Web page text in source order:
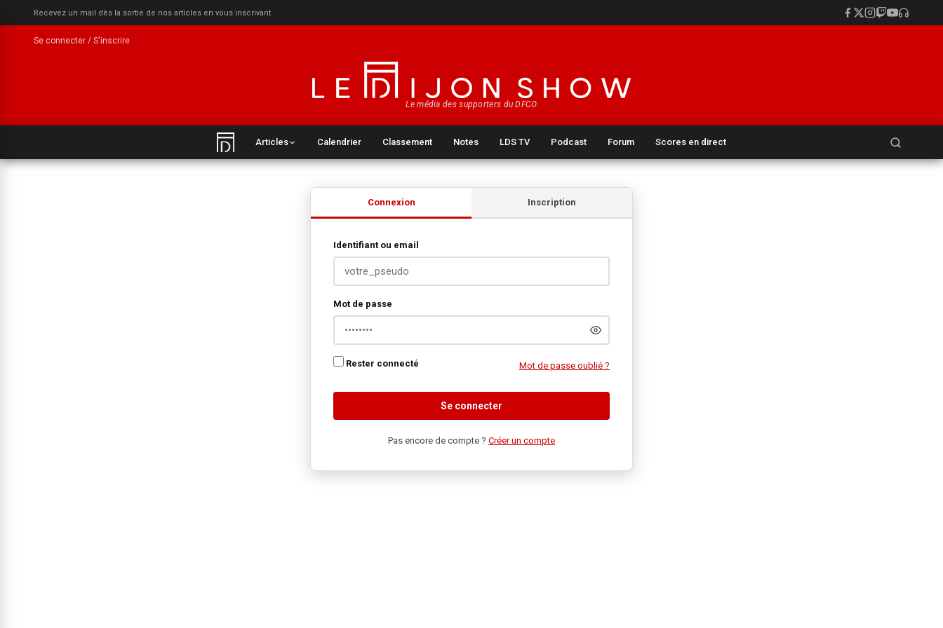
Recevez un mail dès la sortie de nos articles en vous inscrivant
Se connecter / S'inscrire
Le média des supporters du DFCO
Articles Calendrier Classement Notes LDS TV Podcast Forum Scores en direct
Connexion Inscription
Identifiant ou email
Mot de passe
Rester connecté Mot de passe oublié ?
Se connecter
Pas encore de compte ? Créer un compte